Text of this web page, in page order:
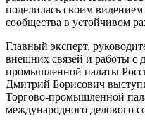
поделилась своим
сообщества в устойчивом
Главный эксперт,
внешних связей и работы с
промышленной палаты
Дмитрий Борисович
Торгово-промышленной
международного делового